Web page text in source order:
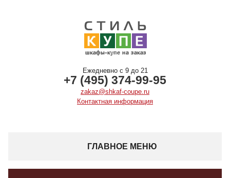
Ежедневно с 9 до 21
+7 (495) 374-99-95
zakaz@shkaf-coupe.ru
Контактная информация
ГЛАВНОЕ МЕНЮ